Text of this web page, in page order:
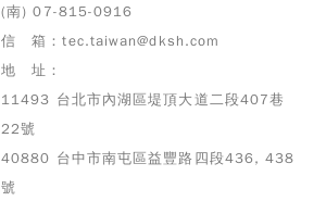
(南) 07-815-0916
信 箱：tec.taiwan@dksh.com
地 址：
11493 台北市內湖區堤頂大道二段407巷
22號
40880 台中市南屯區益豐路四段436, 438
號